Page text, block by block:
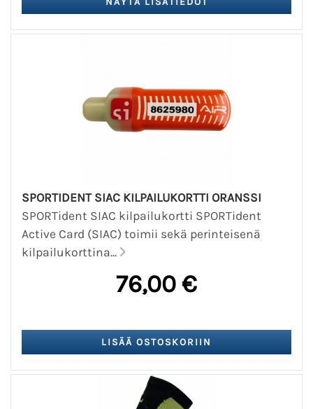
SPORTIDENT SIAC KILPAILUKORTTI ORANSSI
SPORTident SIAC kilpailukortti SPORTident
Active Card (SIAC) toimii sekä perinteisenä
kilpailukorttina...
76,00 €